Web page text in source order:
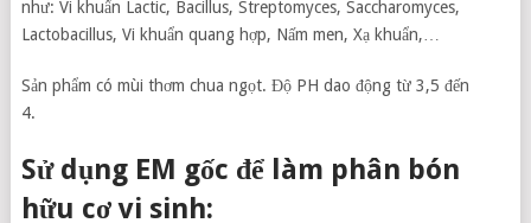
như: Vi khuẩn Lactic, Bacillus, Streptomyces, Saccharomyces,
Lactobacillus, Vi khuẩn quang hợp, Nấm men, Xạ khuẩn,…
Sản phẩm có mùi thơm chua ngọt. Độ PH dao động từ 3,5 đến
4.
Sử dụng EM gốc để làm phân bón
hữu cơ vi sinh: